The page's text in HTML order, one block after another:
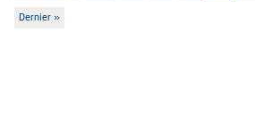
Dernière
Dernier »